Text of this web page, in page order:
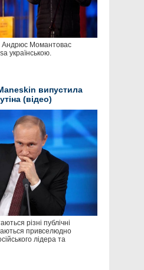
Андрюс Момантовас
українською.
випустила
(відео)
різні публічні
привселюдно
лідера та